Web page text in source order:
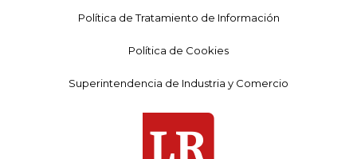
Política de Tratamiento de Información
Política de Cookies
Superintendencia de Industria y Comercio